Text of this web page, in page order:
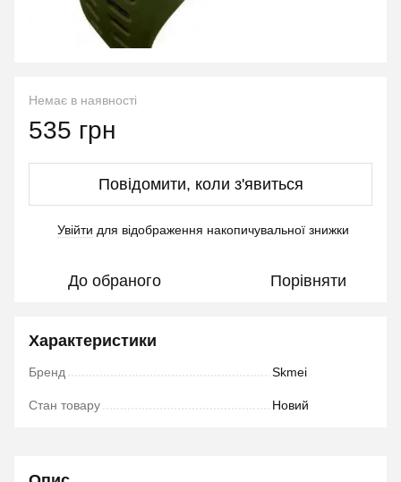
Немає в наявності
535 грн
Повідомити, коли з'явиться
Увійти для відображення накопичувальної знижки
До обраного Порівняти
Характеристики
Бренд Skmei
Стан товару Новий